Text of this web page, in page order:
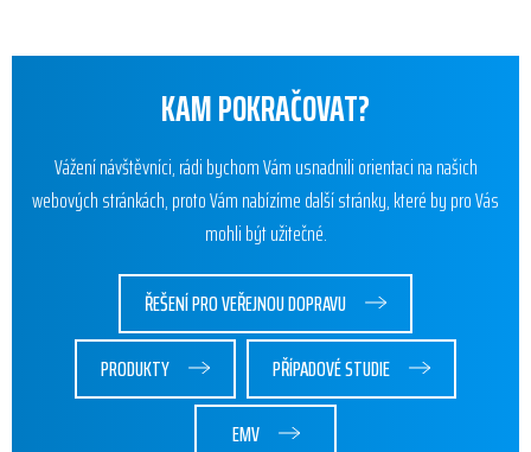
KAM POKRAČOVAT?
Vážení návštěvníci, rádi bychom Vám usnadnili orientaci na našich
webových stránkách, proto Vám nabízíme další stránky, které by pro Vás
mohli být užitečné.
ŘEŠENÍ PRO VEŘEJNOU DOPRAVU
PRODUKTY
PŘÍPADOVÉ STUDIE
EMV